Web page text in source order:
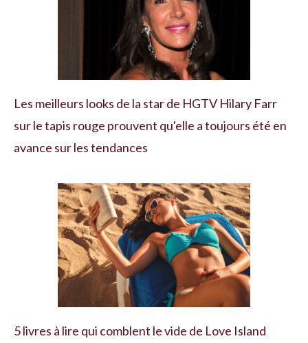
Les meilleurs looks de la star de HGTV Hilary Farr
sur le tapis rouge prouvent qu'elle a toujours été en
avance sur les tendances
5 livres à lire qui comblent le vide de Love Island